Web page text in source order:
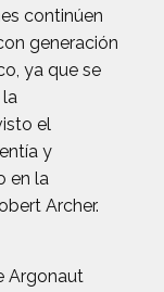
continúen
generación
ya que se
el
y
en la
Archer.
Argonaut